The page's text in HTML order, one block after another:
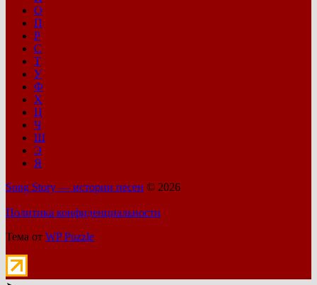
О
П
Р
С
Т
У
Ф
Х
Ц
Ч
Ш
Э
Я
Song Story — истории песен © 2026
Политика конфиденциальности
Тема от WP Puzzle